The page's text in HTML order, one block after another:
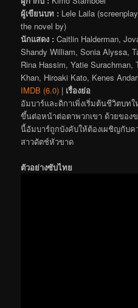
ผู้เขียนบท : Lele Laila
the novel by)
นักแสดง : Caitlin Halderman,
Shandy William, Sonia Alyssa,
Rina Hassim, Yatie Surachman,
Khan, Hiroaki Kato, Kenes Andari
IMDB (6.0) | เรื่องย่อ
อัมบาร์และดิกาเพิ่งเริ่มต้นชีวิตบท
ขึ้นต่อหน้าต่อตาพวกเขา ด้วยของ
นี้อัมบาร์ถูกบังคับให้ต้องเผชิญกั
สาวดัตช์หัวขาด
ตัวอย่างซับไทย